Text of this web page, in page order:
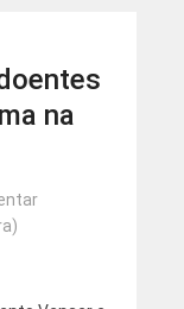
na